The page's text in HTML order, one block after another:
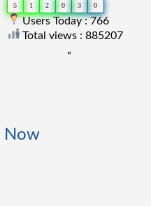
5 1 2 0 3 0
Users Today : 766
Total views : 885207
"
Now